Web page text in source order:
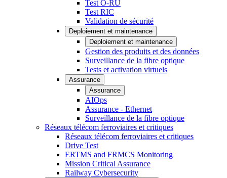
Test O-RU
Test RIC
Validation de sécurité
Deploiement et maintenance
Deploiement et maintenance
Gestion des produits et des données
Surveillance de la fibre optique
Tests et activation virtuels
Assurance
Assurance
AIOps
Assurance - Ethernet
Surveillance de la fibre optique
Réseaux télécom ferroviaires et critiques
Réseaux télécom ferroviaires et critiques
Drive Test
ERTMS and FRMCS Monitoring
Mission Critical Assurance
Railway Cybersecurity